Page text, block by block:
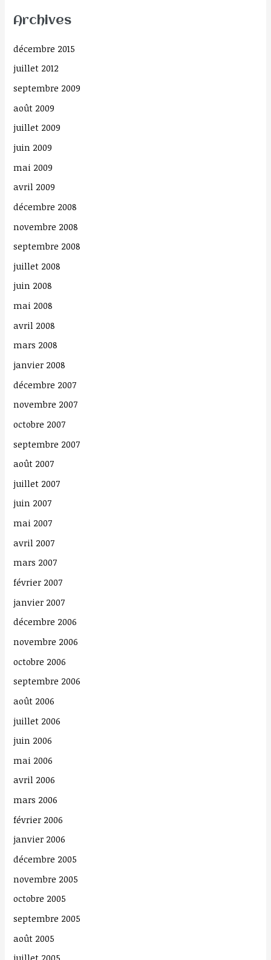
e
h
e
r
:
Archives
décembre 2015
juillet 2012
septembre 2009
août 2009
juillet 2009
juin 2009
mai 2009
avril 2009
décembre 2008
novembre 2008
septembre 2008
juillet 2008
juin 2008
mai 2008
avril 2008
mars 2008
janvier 2008
décembre 2007
novembre 2007
octobre 2007
septembre 2007
août 2007
juillet 2007
juin 2007
mai 2007
avril 2007
mars 2007
février 2007
janvier 2007
décembre 2006
novembre 2006
octobre 2006
septembre 2006
août 2006
juillet 2006
juin 2006
mai 2006
avril 2006
mars 2006
février 2006
janvier 2006
décembre 2005
novembre 2005
octobre 2005
septembre 2005
août 2005